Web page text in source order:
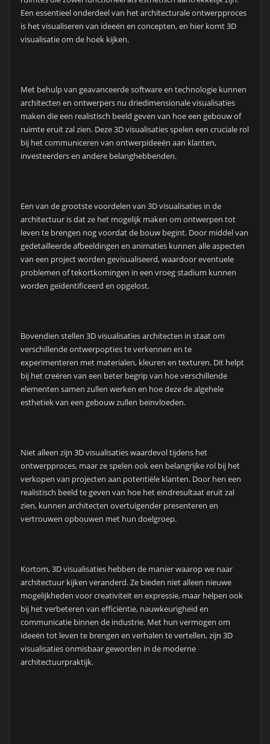
Een essentieel onderdeel van het architecturale ontwerpproces
is het visualiseren van ideeën en concepten, en hier komt 3D
visualisatie om de hoek kijken.
Met behulp van geavanceerde software en technologie kunnen
architecten en ontwerpers nu driedimensionale visualisaties
maken die een realistisch beeld geven van hoe een gebouw of
ruimte eruit zal zien. Deze 3D visualisaties spelen een cruciale rol
bij het communiceren van ontwerpideeën aan klanten,
investeerders en andere belanghebbenden.
Een van de grootste voordelen van 3D visualisaties in de
architectuur is dat ze het mogelijk maken om ontwerpen tot
leven te brengen nog voordat de bouw begint. Door middel van
gedetailleerde afbeeldingen en animaties kunnen alle aspecten
van een project worden gevisualiseerd, waardoor eventuele
problemen of tekortkomingen in een vroeg stadium kunnen
worden geïdentificeerd en opgelost.
Bovendien stellen 3D visualisaties architecten in staat om
verschillende ontwerpopties te verkennen en te
experimenteren met materialen, kleuren en texturen. Dit helpt
bij het creëren van een beter begrip van hoe verschillende
elementen samen zullen werken en hoe deze de algehele
esthetiek van een gebouw zullen beïnvloeden.
Niet alleen zijn 3D visualisaties waardevol tijdens het
ontwerpproces, maar ze spelen ook een belangrijke rol bij het
verkopen van projecten aan potentiële klanten. Door hen een
realistisch beeld te geven van hoe het eindresultaat eruit zal
zien, kunnen architecten overtuigender presenteren en
vertrouwen opbouwen met hun doelgroep.
Kortom, 3D visualisaties hebben de manier waarop we naar
architectuur kijken veranderd. Ze bieden niet alleen nieuwe
mogelijkheden voor creativiteit en expressie, maar helpen ook
bij het verbeteren van efficiëntie, nauwkeurigheid en
communicatie binnen de industrie. Met hun vermogen om
ideeën tot leven te brengen en verhalen te vertellen, zijn 3D
visualisaties onmisbaar geworden in de moderne
architectuurpraktijk.